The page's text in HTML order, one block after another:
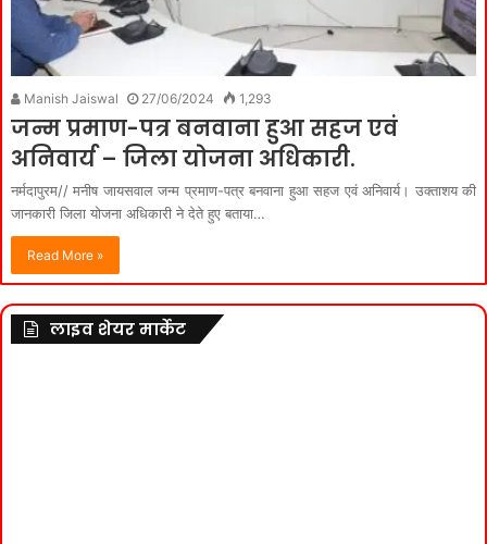
Manish Jaiswal 27/06/2024 1,293
जन्म प्रमाण-पत्र बनवाना हुआ सहज एवं
अनिवार्य – जिला योजना अधिकारी.
नर्मदापुरम// मनीष जायसवाल जन्म प्रमाण-पत्र बनवाना हुआ सहज एवं अनिवार्य। उक्‍ताशय की
जानकारी जिला योजना अधिकारी ने देते हुए बताया…
Read More »
लाइव शेयर मार्केट